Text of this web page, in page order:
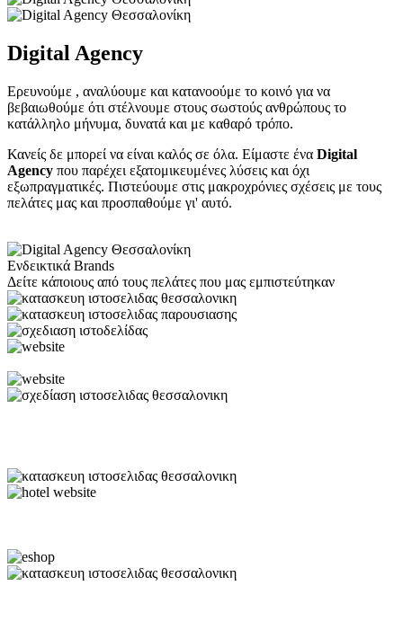
Digital Agency
Ερευνούμε , αναλύουμε και κατανοούμε το κοινό για να
βεβαιωθούμε ότι στέλνουμε στους σωστούς ανθρώπους το
κατάλληλο μήνυμα, δυνατά και με καθαρό τρόπο.
Κανείς δε μπορεί να είναι καλός σε όλα. Είμαστε ένα Digital
Agency που παρέχει εξατομικευμένες λύσεις και όχι
εξωπραγματικές. Πιστεύουμε στις μακροχρόνιες σχέσεις με τους
πελάτες μας και προσπαθούμε γι' αυτό.
Ενδεικτικά Brands
Δείτε κάποιους από τους πελάτες που μας εμπιστεύτηκαν